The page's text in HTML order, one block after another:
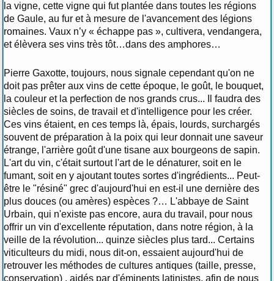
la vigne, cette vigne qui fut plantée dans toutes les régions
de Gaule, au fur et à mesure de l'avancement des légions
romaines. Vaux n’y « échappe pas », cultivera, vendangera,
et élèvera ses vins très tôt…dans des amphores…
Pierre Gaxotte, toujours, nous signale cependant qu'on ne
doit pas prêter aux vins de cette époque, le goût, le bouquet,
la couleur et la perfection de nos grands crus... Il faudra des
siècles de soins, de travail et d'intelligence pour les créer.
Ces vins étaient, en ces temps là, épais, lourds, surchargés
souvent de préparation à la poix qui leur donnait une saveur
étrange, l'arrière goût d'une tisane aux bourgeons de sapin.
L'art du vin, c'était surtout l'art de le dénaturer, soit en le
fumant, soit en y ajoutant toutes sortes d'ingrédients... Peut-
être le "résiné" grec d'aujourd'hui en est-il une dernière des
plus douces (ou amères) espèces ?… L'abbaye de Saint
Urbain, qui n'existe pas encore, aura du travail, pour nous
offrir un vin d'excellente réputation, dans notre région, à la
veille de la révolution... quinze siècles plus tard... Certains
viticulteurs du midi, nous dit-on, essaient aujourd'hui de
retrouver les méthodes de cultures antiques (taille, presse,
conservation) , aidés par d'éminents latinistes, afin de nous